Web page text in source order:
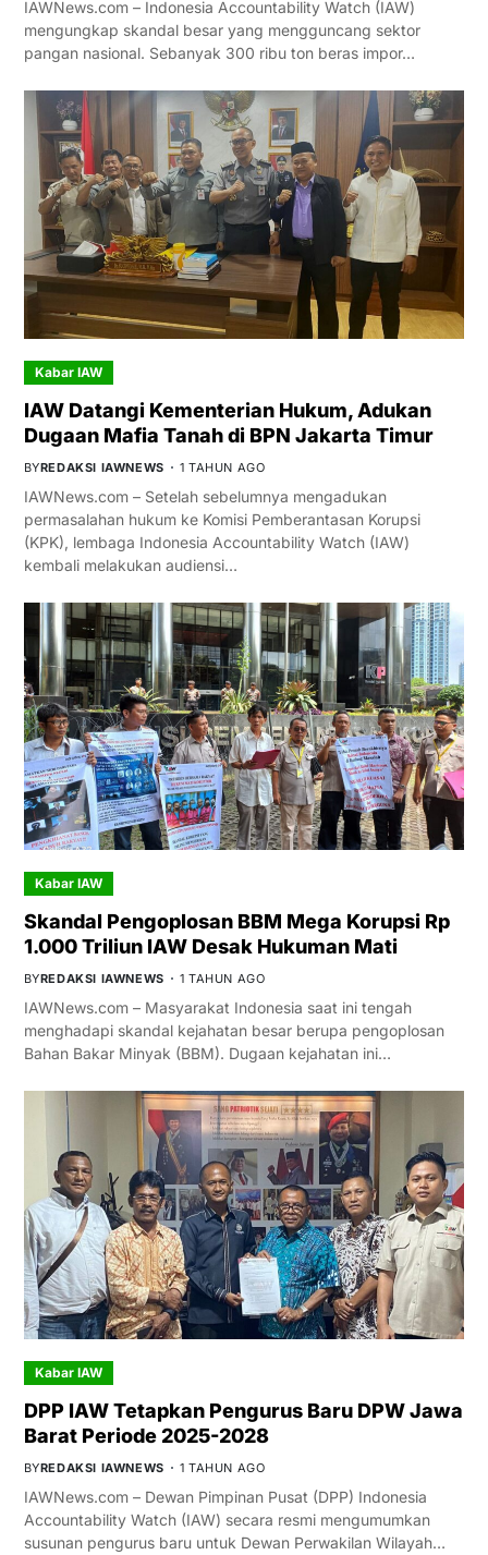
IAWNews.com – Indonesia Accountability Watch (IAW)
mengungkap skandal besar yang mengguncang sektor
pangan nasional. Sebanyak 300 ribu ton beras impor…
Kabar IAW
IAW Datangi Kementerian Hukum, Adukan
Dugaan Mafia Tanah di BPN Jakarta Timur
BYREDAKSI IAWNEWS 1 TAHUN AGO
IAWNews.com – Setelah sebelumnya mengadukan
permasalahan hukum ke Komisi Pemberantasan Korupsi
(KPK), lembaga Indonesia Accountability Watch (IAW)
kembali melakukan audiensi…
Kabar IAW
Skandal Pengoplosan BBM Mega Korupsi Rp
1.000 Triliun IAW Desak Hukuman Mati
BYREDAKSI IAWNEWS 1 TAHUN AGO
IAWNews.com – Masyarakat Indonesia saat ini tengah
menghadapi skandal kejahatan besar berupa pengoplosan
Bahan Bakar Minyak (BBM). Dugaan kejahatan ini…
Kabar IAW
DPP IAW Tetapkan Pengurus Baru DPW Jawa
Barat Periode 2025-2028
BYREDAKSI IAWNEWS 1 TAHUN AGO
IAWNews.com – Dewan Pimpinan Pusat (DPP) Indonesia
Accountability Watch (IAW) secara resmi mengumumkan
susunan pengurus baru untuk Dewan Perwakilan Wilayah…